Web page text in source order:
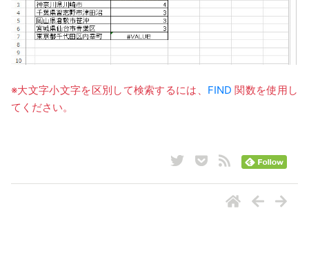
※大文字小文字を区別して検索するには、 FIND 関数を使用し
てください。